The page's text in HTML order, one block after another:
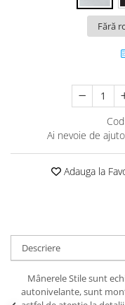
Ai nevoie de
Adauga la
Descriere
Mânerele Stile sunt
autonivelante, sunt